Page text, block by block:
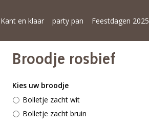
Kant en klaar party pan Feestdagen 2025
Broodje rosbief
Kies uw broodje
Bolletje zacht wit
Bolletje zacht bruin